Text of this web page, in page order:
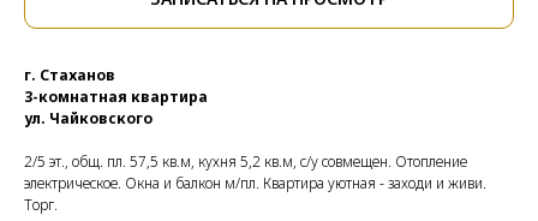
г. Стаханов
3-комнатная квартира
ул. Чайковского
2/5 эт., общ. пл. 57,5 кв.м, кухня 5,2 кв.м, с/у совмещен. Отопление
электрическое. Окна и балкон м/пл. Квартира уютная - заходи и живи.
Торг.